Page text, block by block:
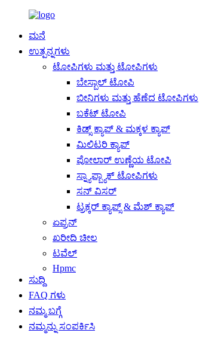
ಮನೆ
ಉತ್ಪನ್ನಗಳು
ಟೋಪಿಗಳು ಮತ್ತು ಟೋಪಿಗಳು
ಬೇಸ್ಬಾಲ್ ಟೋಪಿ
ಬೀನಿಗಳು ಮತ್ತು ಹೆಣೆದ ಟೋಪಿಗಳು
ಬಕೆಟ್ ಟೋಪಿ
ಕಿಡ್ಸ್ ಕ್ಯಾಪ್ & ಮಕ್ಕಳ ಕ್ಯಾಪ್
ಮಿಲಿಟರಿ ಕ್ಯಾಪ್
ಪೋಲಾರ್ ಉಣ್ಣೆಯ ಟೋಪಿ
ಸ್ನ್ಯಾಪ್ಬ್ಯಾಕ್ ಟೋಪಿಗಳು
ಸನ್ ವಿಸರ್
ಟ್ರಕ್ಕರ್ ಕ್ಯಾಪ್ಸ್ & ಮೆಶ್ ಕ್ಯಾಪ್
ಏಪ್ರನ್
ಖರೀದಿ ಚೀಲ
ಟವೆಲ್
Hpmc
ಸುದ್ದಿ
FAQ ಗಳು
ನಮ್ಮ ಬಗ್ಗೆ
ನಮ್ಮನ್ನು ಸಂಪರ್ಕಿಸಿ